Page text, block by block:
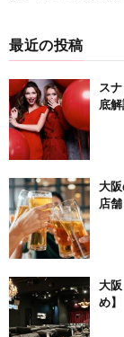
最近の投稿
ス
底解
大
店
大
め】